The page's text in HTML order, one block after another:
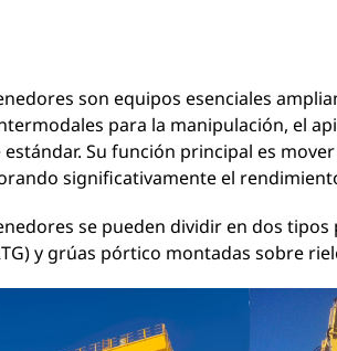
son equipos esenciales
para la manipulación, el
Su función principal es
significativamente el
se pueden dividir en dos
y grúas pórtico montadas sobre